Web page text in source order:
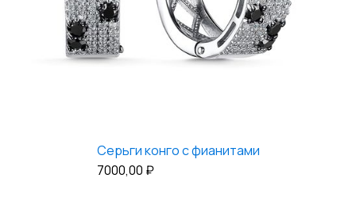
Серьги конго с фианитами
7000,00 ₽